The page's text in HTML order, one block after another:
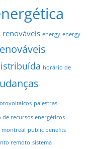
renováveis energy energy
horário de
palestras
recursos energéticos
public benefits
remoto sistema